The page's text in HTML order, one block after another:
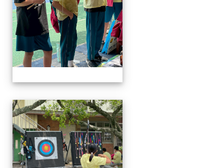
114-04-19園遊會